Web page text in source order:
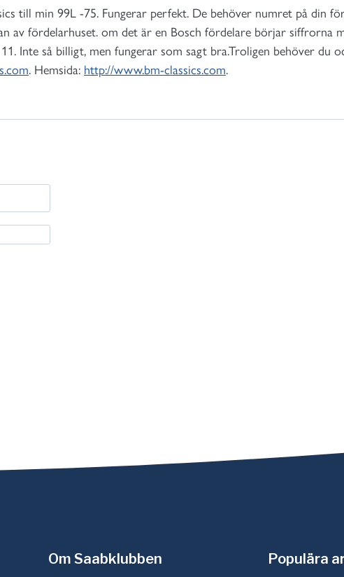
till min 99L -75. Fungerar perfekt. De behöver numret på din
av fördelarhuset. om det är en Bosch fördelare börjar siffrorna
Inte så billigt, men fungerar som sagt bra.Troligen behöver du
. Hemsida: http://www.bm-classics.com.
Om Saabklubben Populära